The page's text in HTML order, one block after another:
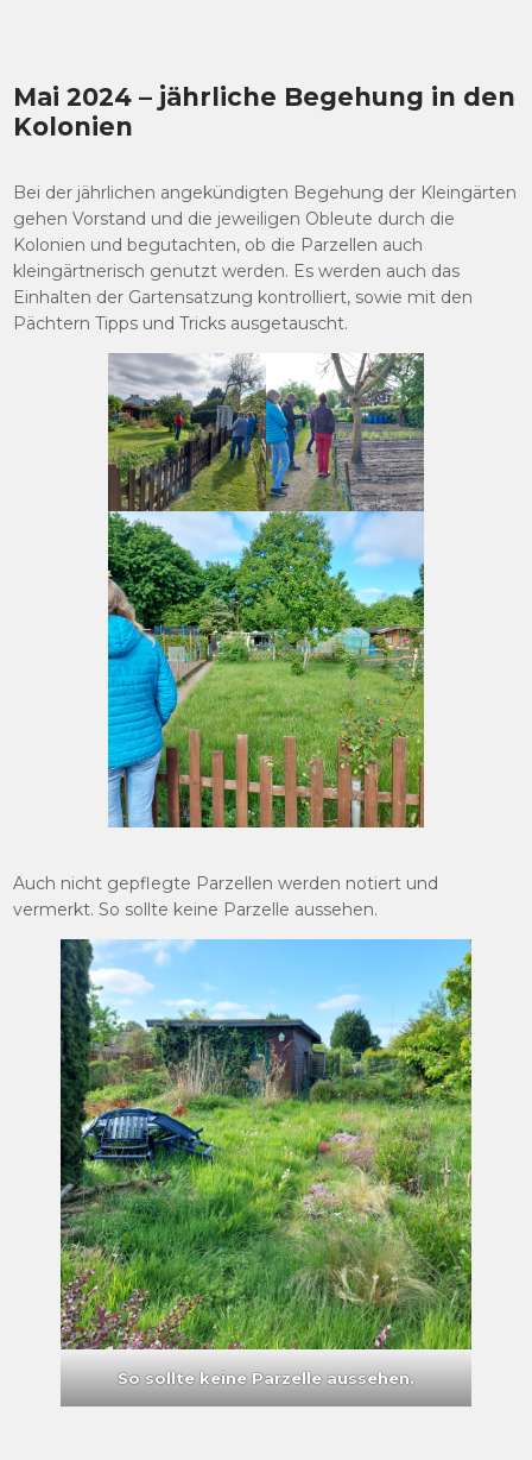
Mai 2024 – jährliche Begehung in den
Kolonien
Bei der jährlichen angekündigten Begehung der Kleingärten
gehen Vorstand und die jeweiligen Obleute durch die
Kolonien und begutachten, ob die Parzellen auch
kleingärtnerisch genutzt werden. Es werden auch das
Einhalten der Gartensatzung kontrolliert, sowie mit den
Pächtern Tipps und Tricks ausgetauscht.
Auch nicht gepflegte Parzellen werden notiert und
vermerkt. So sollte keine Parzelle aussehen.
So sollte keine Parzelle aussehen.